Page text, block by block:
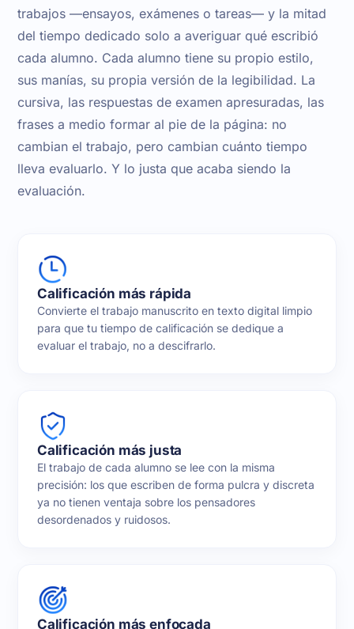
trabajos —ensayos, exámenes o tareas— y la mitad
del tiempo dedicado solo a averiguar qué escribió
cada alumno. Cada alumno tiene su propio estilo,
sus manías, su propia versión de la legibilidad. La
cursiva, las respuestas de examen apresuradas, las
frases a medio formar al pie de la página: no
cambian el trabajo, pero cambian cuánto tiempo
lleva evaluarlo. Y lo justa que acaba siendo la
evaluación.
Calificación más rápida
Convierte el trabajo manuscrito en texto digital limpio
para que tu tiempo de calificación se dedique a
evaluar el trabajo, no a descifrarlo.
Calificación más justa
El trabajo de cada alumno se lee con la misma
precisión: los que escriben de forma pulcra y discreta
ya no tienen ventaja sobre los pensadores
desordenados y ruidosos.
Calificación más enfocada